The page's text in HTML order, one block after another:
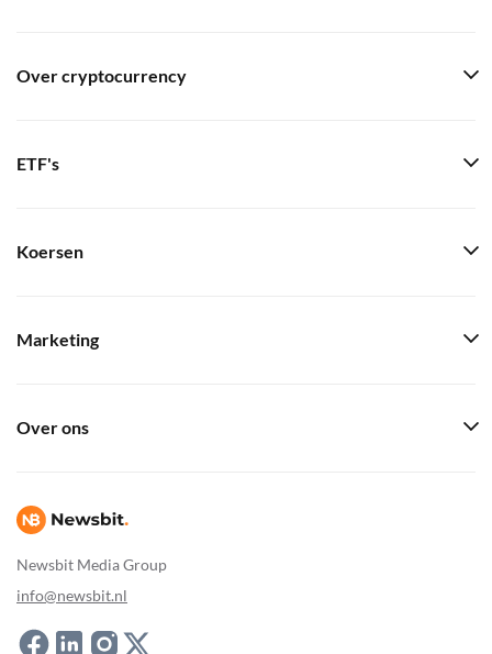
Newsbit Media Group
info@newsbit.nl
Over cryptocurrency
ETF's
Koersen
Marketing
Over ons